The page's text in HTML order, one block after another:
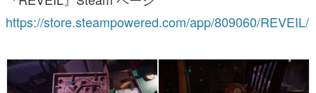
https://store.steampowered.com/app/809060/REVEIL/